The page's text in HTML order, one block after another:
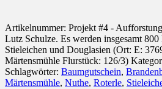
Artikelnummer: Projekt #4 -
Lutz Schulze. Es werden insgesamt
Stieleichen und Douglasien (Ort: E:
Märtensmühle Flurstück: 126/3)
Schlagwörter: Baumgutschein,
Märtensmühle, Nuthe, Roterle,